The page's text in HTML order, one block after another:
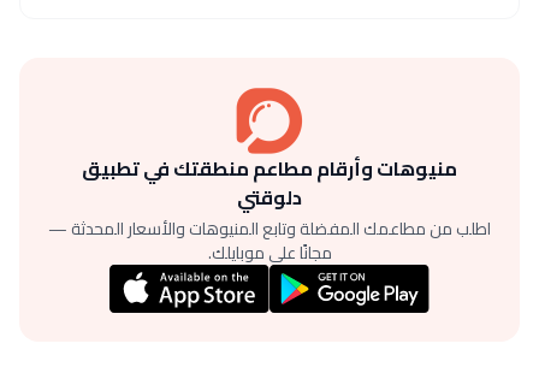
منيوهات وأرقام مطاعم منطقتك في تطبيق
دلوقتي
اطلب من مطاعمك المفضلة وتابع المنيوهات والأسعار المحدثة —
مجانًا على موبايلك.